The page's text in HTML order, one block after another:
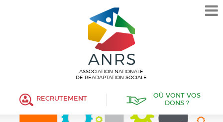
L’ASSOCIATION
HISTORIQUE
VALEURS ET ENGAGEMENT
ASSOCIATIF
FONCTIONNEMENT
ASSOCIATION NATIONALE
DE RÉADAPTATION SOCIALE
RECRUTEMENT
OÙ VONT VOS
DONS ?